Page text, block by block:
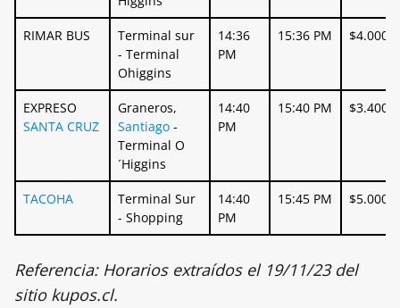
RIMAR BUS
Terminal sur
- Terminal
Ohiggins
14:36
PM
15:36 PM $4.000
EXPRESO
SANTA CRUZ
Graneros,
Santiago -
Terminal O
´Higgins
14:40
PM
15:40 PM $3.400
TACOHA
Terminal Sur
- Shopping
14:40
PM
15:45 PM $5.000
Referencia: Horarios extraídos el 19/11/23 del
sitio kupos.cl.